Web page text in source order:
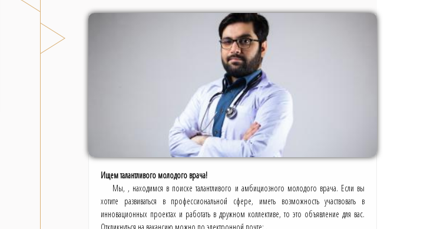
Ищем талантливого молодого врача!
Мы, , находимся в поиске талантливого и амбициозного молодого врача. Если вы
хотите развиваться в профессиональной сфере, иметь возможность участвовать в
инновационных проектах и работать в дружном коллективе, то это объявление для вас.